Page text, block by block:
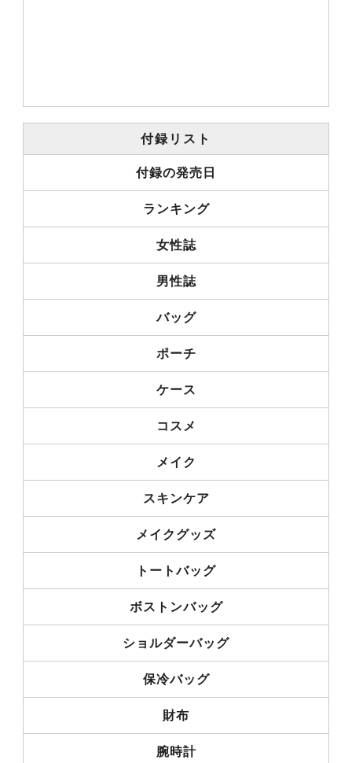
付録リスト
付録の発売日
ランキング
女性誌
男性誌
バッグ
ポーチ
ケース
コスメ
メイク
スキンケア
メイクグッズ
トートバッグ
ボストンバッグ
ショルダーバッグ
保冷バッグ
財布
腕時計